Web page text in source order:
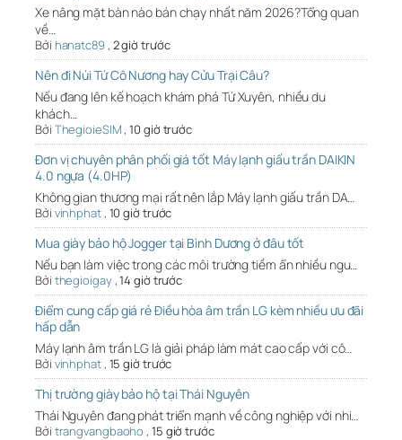
Xe nâng mặt bàn nào bán chạy nhất năm 2026?Tổng quan
về…
Bởi hanatc89, 2 giờ trước
Nên đi Núi Tứ Cô Nương hay Cửu Trại Câu?
Nếu đang lên kế hoạch khám phá Tứ Xuyên, nhiều du
khách…
Bởi ThegioieSIM,10 giờ trước
Đơn vị chuyên phân phối giá tốt Máy lạnh giấu trần DAIKIN
4.0 ngựa (4.0HP)
Không gian thương mại rất nên lắp Máy lạnh giấu trần DA…
Bởi vinhphat, 10 giờ trước
Mua giày bảo hộ Jogger tại Bình Dương ở đâu tốt
Nếu bạn làm việc trong các môi trường tiềm ẩn nhiều ngu…
Bởi thegioigay,14 giờ trước
Điểm cung cấp giá rẻ Điều hòa âm trần LG kèm nhiều ưu đãi
hấp dẫn
Máy lạnh âm trần LG là giải pháp làm mát cao cấp với cô…
Bởi vinhphat, 15 giờ trước
Thị trường giày bảo hộ tại Thái Nguyên
Thái Nguyên đang phát triển mạnh về công nghiệp với nhi…
Bởi trangvangbaoho , 15 giờ trước